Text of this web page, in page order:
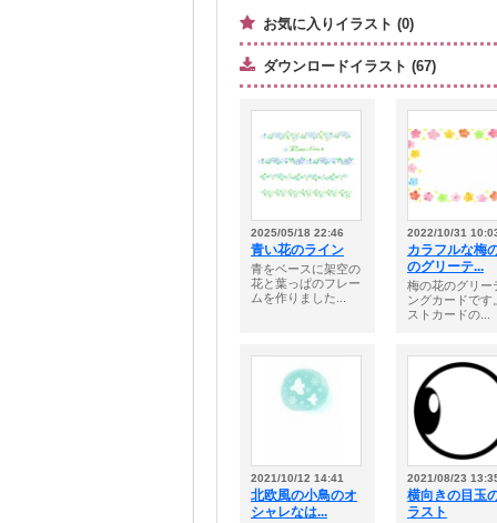
お気に入りイラスト (0)
ダウンロードイラスト (67)
2025/05/18 22:46
青い花のライン
青をベースに架空の
花と葉っぱのフレー
ムを作りました...
2022/10/31
カラフルな梅
のグリーテ...
梅の花のグリー
ングカードです
ストカードの...
2021/10/12 14:41
北欧風の小鳥のオ
シャレなは...
2021/08/23
横向きの目玉
ラスト